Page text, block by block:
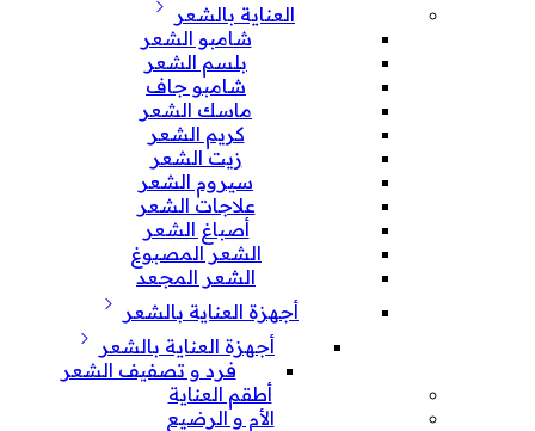
العناية بالشعر
شامبو الشعر
بلسم الشعر
شامبو جاف
ماسك الشعر
كريم الشعر
زيت الشعر
سيروم الشعر
علاجات الشعر
أصباغ الشعر
الشعر المصبوغ
الشعر المجعد
أجهزة العناية بالشعر
أجهزة العناية بالشعر
فرد و تصفيف الشعر
أطقم العناية
الأم و الرضيع